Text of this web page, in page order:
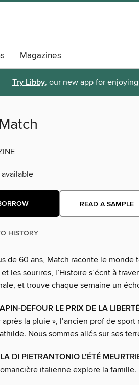
Magazines
Try Libby, our new app for
READ A SAMPLE
HISTORY
de 60 ans, Match raconte le monde
les sourires, l’Histoire s’écrit à
et trouve chaque semaine un
DEFOUR LE PRIX DE LA
la pluie », l’ancien prof de
Nous sommes allés sur ses
DI PIETRANTONIO L’ÉTÉ
italienne explore la famille.